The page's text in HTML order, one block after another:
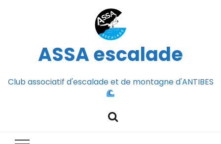
ASSA escalade
Club associatif d'escalade et de montagne d'ANTIBES